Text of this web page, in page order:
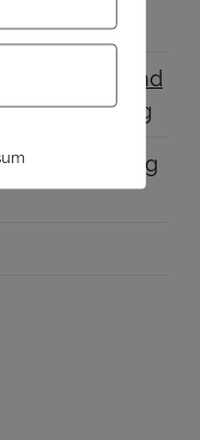
Schottland
– Gastbeitrag
Tasting